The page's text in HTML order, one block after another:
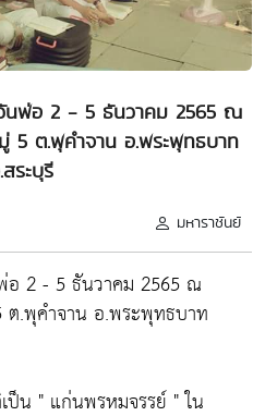
นพ่อ 2 - 5 ธันวาคม 2565 ณ
5 ต.พุคำจาน อ.พระพุทธบาท
ระบุรี
มหาราชันย์
อ 2 - 5 ธันวาคม 2565 ณ
.พุคำจาน อ.พระพุทธบาท
ป็น " แก่นพรหมจรรย์ " ใน